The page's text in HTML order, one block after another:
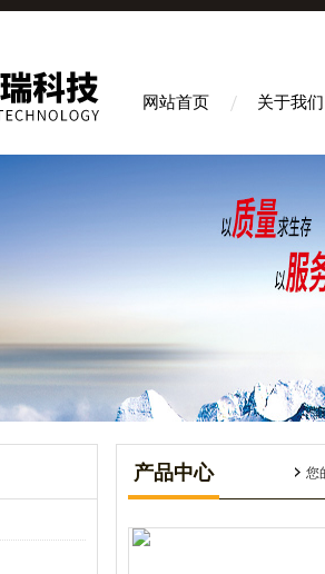
网站首页 关于我们
产品中心 您